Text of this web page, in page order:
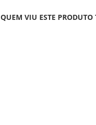
QUEM VIU ESTE